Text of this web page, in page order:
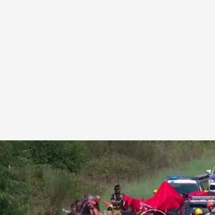
Un accidente de autobús en Santa Susanna,
cortar la autopista C-32 .Noticias Cuatro
Redacción digital Noticias Cuatro Agencia
07 SEP 2025 - 15:21h.Actualizado a las 21:47h.